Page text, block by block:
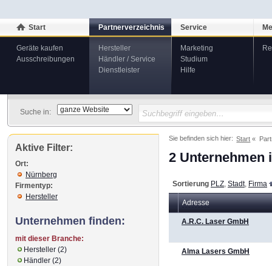
Start
Geräte kaufen
Ausschreibungen
Partnerverzeichnis
Hersteller
Händler / Service
Dienstleister
Service
Marketing
Studium
Hilfe
Suche in:
Sie befinden sich hier: Start
2 Unternehmen
Sortierung PLZ Stadt, Firma
Adresse
A.R.C. Laser GmbH
Alma Lasers GmbH
Aktive Filter:
Ort:
Nürnberg
Firmentyp:
Hersteller
Unternehmen finden:
mit dieser Branche:
Hersteller (2)
Händler (2)